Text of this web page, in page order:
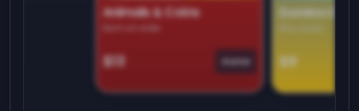
Animals & Coins
Earn on side
$13 Game
Domino
$9